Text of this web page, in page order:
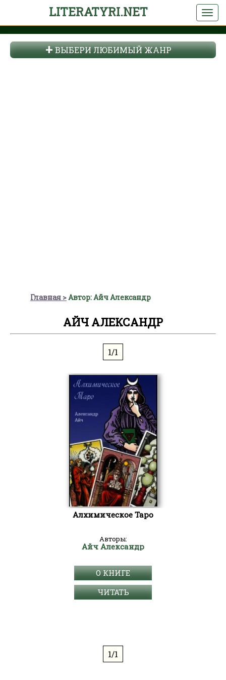
LITERATYRI.NET
ВЫБЕРИ ЛЮБИМЫЙ ЖАНР
Главная Автор: Айч Александр
АЙЧ АЛЕКСАНДР
1/1
Алхимическое Таро
Авторы:
Айч Александр
О КНИГЕ
ЧИТАТЬ
1/1